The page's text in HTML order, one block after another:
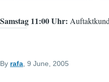
Samstag 11:00 Uhr:
By rafa , 9 June, 2005